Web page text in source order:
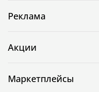
Реклама
Акции
Маркетплейсы